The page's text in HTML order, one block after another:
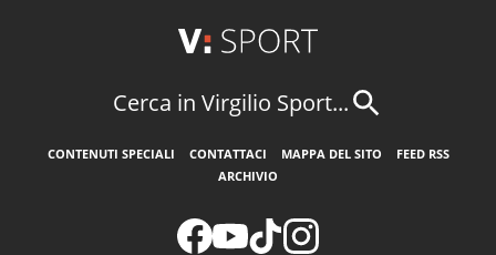
Cerca in Virgilio Sport...
CONTENUTI SPECIALI CONTATTACI MAPPA DEL SITO
FEED RSS
ARCHIVIO